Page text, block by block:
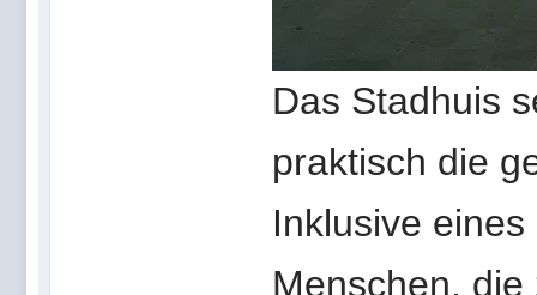
Das Stadhuis
praktisch die
Inklusive
Menschen,